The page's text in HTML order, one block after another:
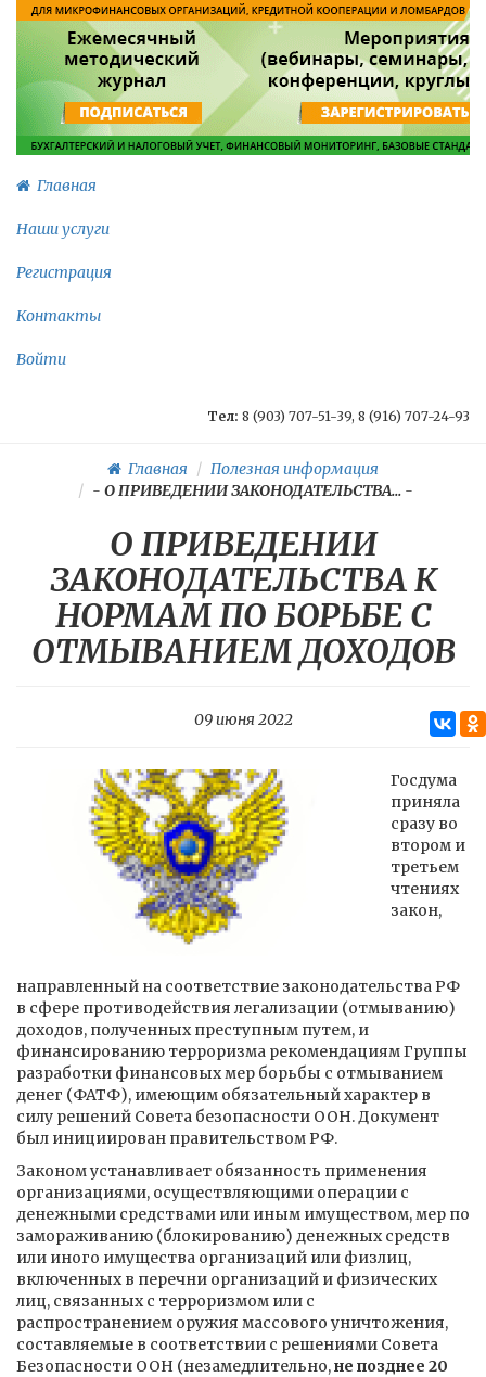
Главная
Наши услуги
Регистрация
Контакты
Войти
Тел: 8 (903) 707-51-39, 8 (916) 707-24-93
Главная
Полезная информация
- О ПРИВЕДЕНИИ ЗАКОНОДАТЕЛЬСТВА... -
О ПРИВЕДЕНИИ
ЗАКОНОДАТЕЛЬСТВА К
НОРМАМ ПО БОРЬБЕ С
ОТМЫВАНИЕМ ДОХОДОВ
09 июня 2022
Госдума
приняла
сразу во
втором и
третьем
чтениях
закон,
направленный на соответствие законодательства РФ
в сфере противодействия легализации (отмыванию)
доходов, полученных преступным путем, и
финансированию терроризма рекомендациям Группы
разработки финансовых мер борьбы с отмыванием
денег (ФАТФ), имеющим обязательный характер в
силу решений Совета безопасности ООН. Документ
был инициирован правительством РФ.
Законом устанавливает обязанность применения
организациями, осуществляющими операции с
денежными средствами или иным имуществом, мер по
замораживанию (блокированию) денежных средств
или иного имущества организаций или физлиц,
включенных в перечни организаций и физических
лиц, связанных с терроризмом или с
распространением оружия массового уничтожения,
составляемые в соответствии с решениями Совета
Безопасности ООН (незамедлительно,не позднее 20